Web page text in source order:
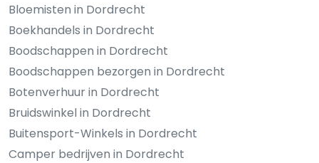
Bloemisten in Dordrecht
Boekhandels in Dordrecht
Boodschappen in Dordrecht
Boodschappen bezorgen in Dordrecht
Botenverhuur in Dordrecht
Bruidswinkel in Dordrecht
Buitensport-Winkels in Dordrecht
Camper bedrijven in Dordrecht